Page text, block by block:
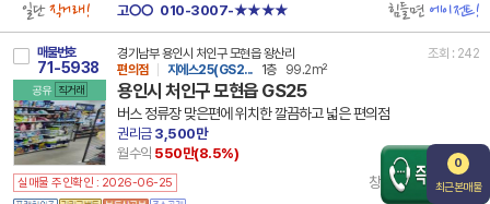
일단직거래! 고○○ 010-3007-★★★★ 힘들면에이전트!
매물번호
71-5938
공유 직거래
경기남부 용인시 처인구 모현읍 왕산리
조회 : 242
편의점
지에스25(GS2... 1층 99.2m²
용인시 처인구 모현읍 GS25
버스 정류장 맞은편에 위치한 깔끔하고 넓은 편의점
권리금3,500만
월수익 550만(8.5%) 권리회수 6개월
실매물 주인확인 : 2026-06-25 창업비용6,500만
0
최근본매물